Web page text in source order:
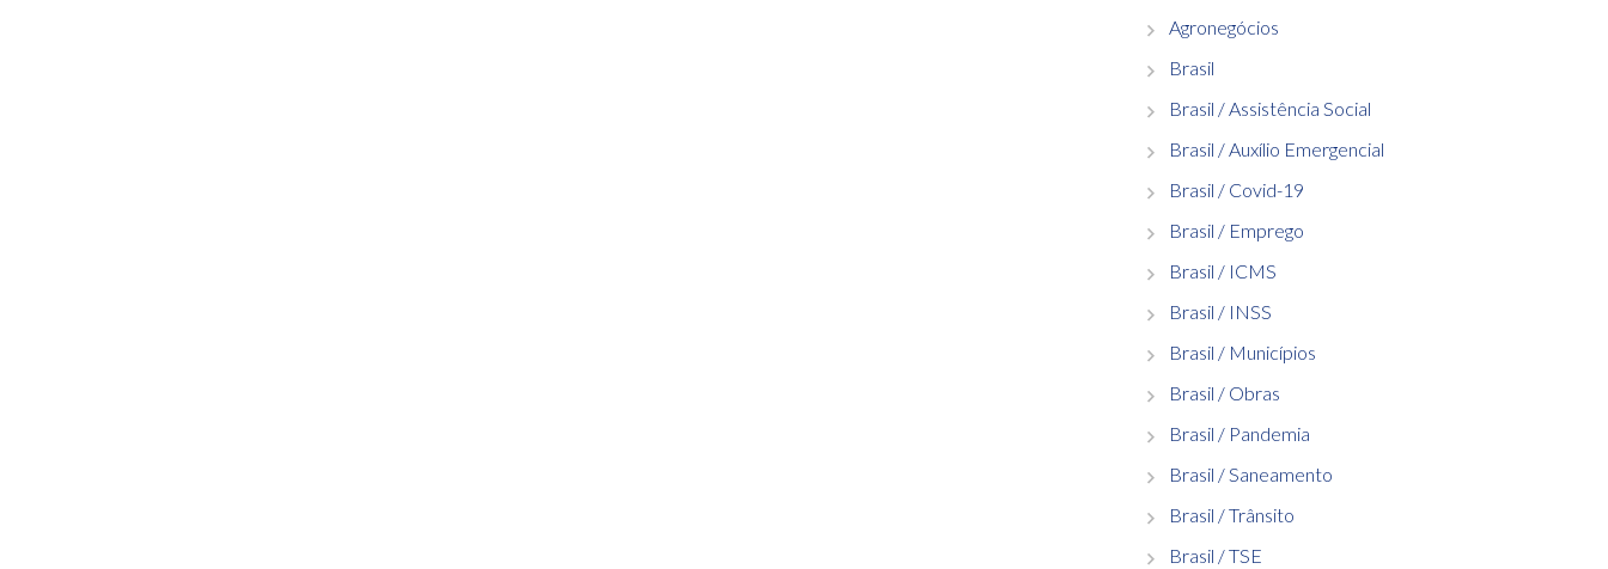
Agronegócios
Brasil
Brasil / Assistência Social
Brasil / Auxílio Emergencial
Brasil / Covid-19
Brasil / Emprego
Brasil / ICMS
Brasil / INSS
Brasil / Municípios
Brasil / Obras
Brasil / Pandemia
Brasil / Saneamento
Brasil / Trânsito
Brasil / TSE